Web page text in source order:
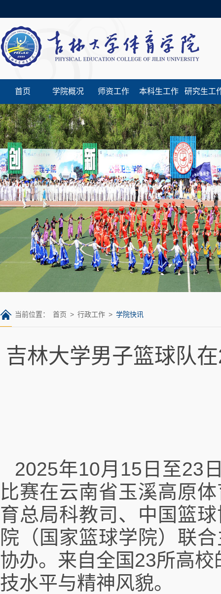
首页 学院概况 师资工作 本科生工作 研究生工
当前位置： 首页 > 行政工作 > 学院快讯
吉林大学男子篮球队
2025年10月15日至23
比赛在云南省玉溪高原
育总局科教司、中国篮
院（国家篮球学院）联
协办。来自全国23所高
技水平与精神风貌。